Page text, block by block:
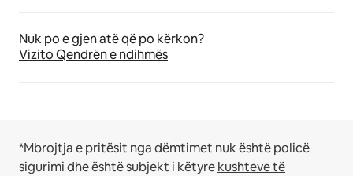
Nuk po e gjen atë që po kërkon?
Vizito Qendrën e ndihmës
*Mbrojtja e pritësit nga dëmtimet nuk është policë
sigurimi dhe është subjekt i këtyrekushteve të